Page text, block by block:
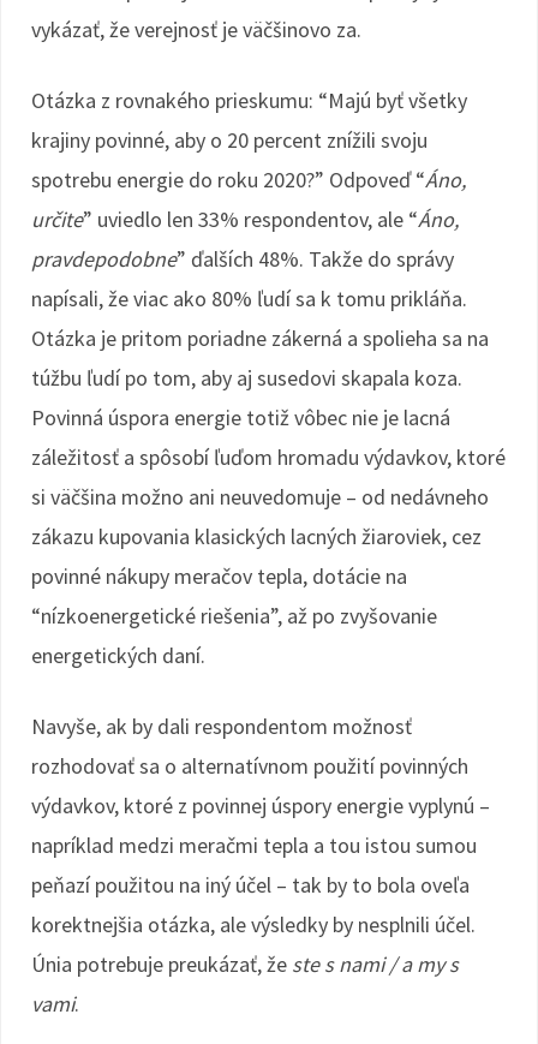
vykázať, že verejnosť je väčšinovo za.
Otázka z rovnakého prieskumu: “Majú byť všetky
krajiny povinné, aby o 20 percent znížili svoju
spotrebu energie do roku 2020?” Odpoveď “Áno,
určite” uviedlo len 33% respondentov, ale “Áno,
pravdepodobne” ďalších 48%. Takže do správy
napísali, že viac ako 80% ľudí sa k tomu prikláňa.
Otázka je pritom poriadne zákerná a spolieha sa na
túžbu ľudí po tom, aby aj susedovi skapala koza.
Povinná úspora energie totiž vôbec nie je lacná
záležitosť a spôsobí ľuďom hromadu výdavkov, ktoré
si väčšina možno ani neuvedomuje – od nedávneho
zákazu kupovania klasických lacných žiaroviek, cez
povinné nákupy meračov tepla, dotácie na
“nízkoenergetické riešenia”, až po zvyšovanie
energetických daní.
Navyše, ak by dali respondentom možnosť
rozhodovať sa o alternatívnom použití povinných
výdavkov, ktoré z povinnej úspory energie vyplynú –
napríklad medzi meračmi tepla a tou istou sumou
peňazí použitou na iný účel – tak by to bola oveľa
korektnejšia otázka, ale výsledky by nesplnili účel.
Únia potrebuje preukázať, že ste s nami / a my s
vami.